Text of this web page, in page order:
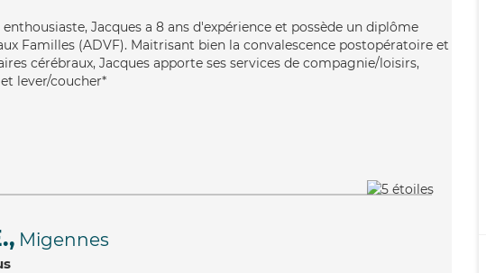
enthousiaste, Jacques a 8 ans d'expérience et possède un diplôme
Familles (ADVF). Maitrisant bien la convalescence postopératoire et
cérébraux, Jacques apporte ses services de compagnie/loisirs,
lever/coucher*
Migennes